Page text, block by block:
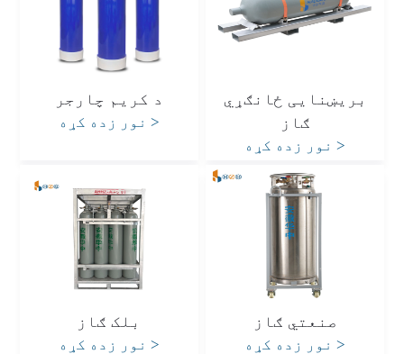
د کریم چارجر
>
بریښنایی ځانګړي
ګاز
نور زده کړه>
بلک ګاز
>
صنعتي ګاز
نور زده کړه>